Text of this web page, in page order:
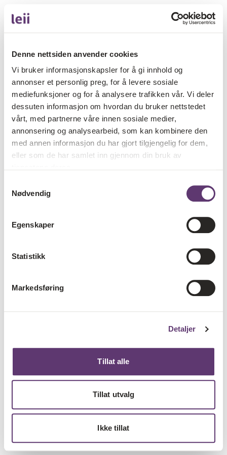
Denne nettsiden anvender cookies
Vi bruker informasjonskapsler for å gi innhold og
annonser et personlig preg, for å levere sosiale
mediefunksjoner og for å analysere trafikken vår. Vi deler
dessuten informasjon om hvordan du bruker nettstedet
vårt, med partnerne våre innen sosiale medier,
annonsering og analysearbeid, som kan kombinere den
med annen informasjon du har gjort tilgjengelig for dem,
eller som de har samlet inn gjennom din bruk av
Nødvendig
Egenskaper
Statistikk
Markedsføring
Detaljer
Tillat alle
Tillat utvalg
Ikke tillat